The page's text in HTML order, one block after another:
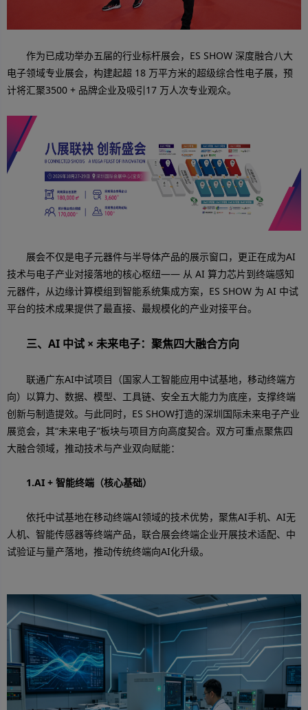
作为已成功举办五届的行业标杆展会，ES SHOW 深度融合八大
电子领域专业展会，构建起超 18 万平方米的超级综合性电子展，预
计将汇聚3500 + 品牌企业及吸引17 万人次专业观众。
展会不仅是电子元器件与半导体产品的展示窗口，更正在成为AI
技术与电子产业对接落地的核心枢纽—— 从 AI 算力芯片到终端感知
元器件，从边缘计算模组到智能系统集成方案，ES SHOW 为 AI 中试
平台的技术成果提供了最直接、最规模化的产业对接平台。
三、AI 中试 × 未来电子：聚焦四大融合方向
联通广东AI中试项目（国家人工智能应用中试基地，移动终端方
向）以算力、数据、模型、工具链、安全五大能力为底座，支撑终端
创新与制造提效。与此同时，ES SHOW打造的深圳国际未来电子产业
展览会，其“未来电子”板块与项目方向高度契合。双方可重点聚焦四
大融合领域，推动技术与产业双向赋能：
1.AI + 智能终端（核心基础）
依托中试基地在移动终端AI领域的技术优势，聚焦AI手机、AI无
人机、智能传感器等终端产品，联合展会终端企业开展技术适配、中
试验证与量产落地，推动传统终端向AI化升级。